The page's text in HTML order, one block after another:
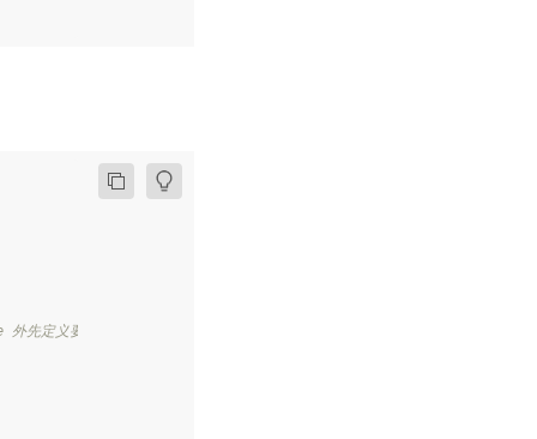
先定义要获取的变量，需和要获取的 While 内部的变量名称不同